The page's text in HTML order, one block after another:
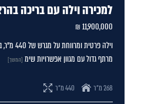
למכירה וילה עם בריכה
11,900,000 ₪
מרתף גדול עם מגוון אפשרויות שימ [המשך]
268 מ"ר 440 מ"ר